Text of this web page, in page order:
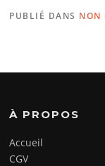
PUBLIÉ DANS NON
À PROPOS
Accueil
CGV